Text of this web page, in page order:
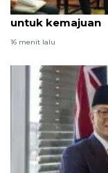
Menlu Sugiono
untuk kemajuan
16 menit lalu